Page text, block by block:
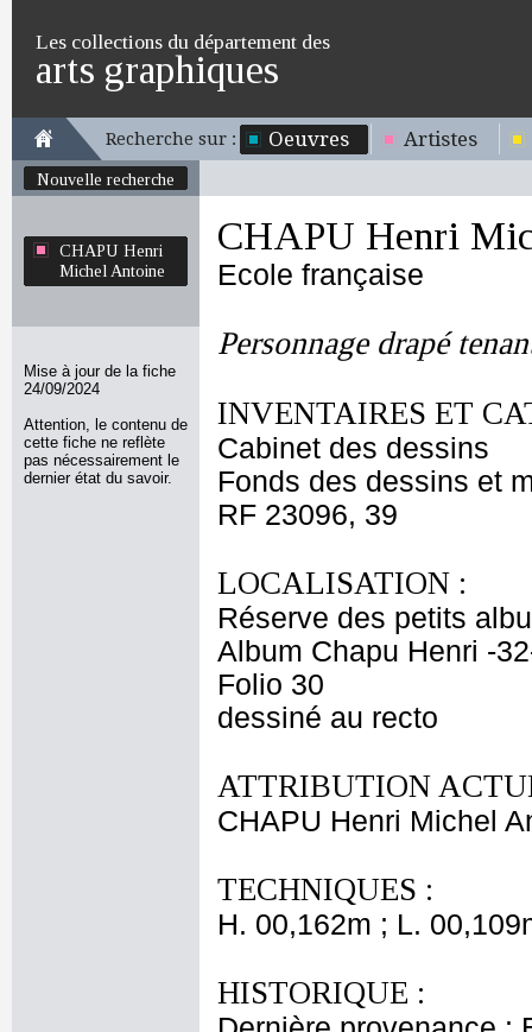
Les collections du département des
arts graphiques
Recherche sur : Oeuvres Artistes
Nouvelle recherche
CHAPU Henri
Michel Antoine
Mise à jour de la fiche
24/09/2024
Attention, le contenu de
cette fiche ne reflète
pas nécessairement le
dernier état du savoir.
CHAPU Henri
Ecole française
Personnage drapé
INVENTAIRES ET
Cabinet des dessins
Fonds des dessins et
RF 23096, 39
LOCALISATION :
Réserve des petits
Album Chapu Henri -
Folio 30
dessiné au recto
ATTRIBUTION
CHAPU Henri Michel
TECHNIQUES :
H. 00,162m ; L.
HISTORIQUE :